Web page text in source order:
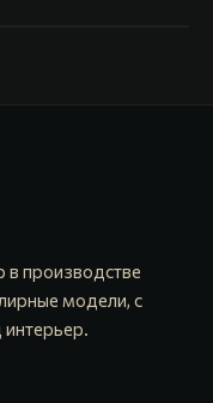
в производстве
модели, с